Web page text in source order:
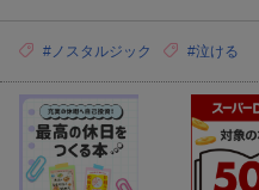
#ノスタルジック #泣ける